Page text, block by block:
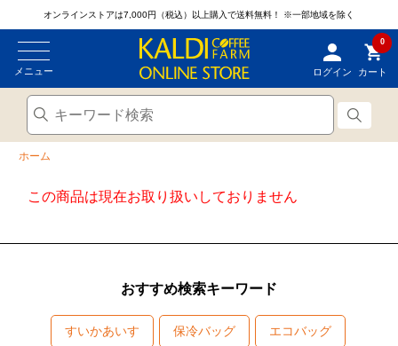
オンラインストアは7,000円（税込）以上購入で送料無料！ ※一部地域を除く
メニュー ログイン
0
カート
ホーム
この商品は現在お取り扱いしておりません
おすすめ検索キーワード
すいかあいす 保冷バッグ エコバッグ